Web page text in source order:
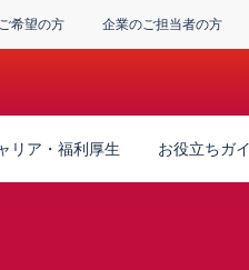
希望の方 企業のご担当者の方
リア・福利厚生 お役立ちガ